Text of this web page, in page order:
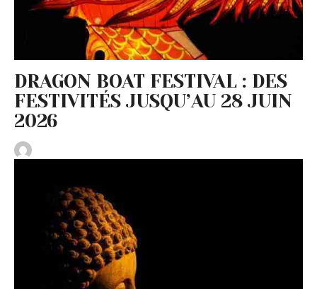
DRAGON BOAT FESTIVAL : DES
FESTIVITÉS JUSQU’AU 28 JUIN
2026